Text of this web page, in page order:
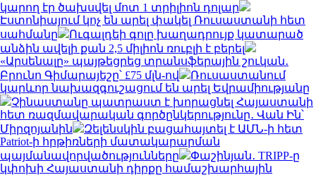
կարող էր ծախսվել մոտ 1 տրիլիոն դոլար
Էստոնիայում կոչ են արել փակել Ռուսաստանի հետ
սահմանը
Ուգալդեի գոլը խաղադրույք կատարած
անձին ավելի քան 2,5 միլիոն ռուբլի է բերել
«Արսենալը» պայթեցրեց տրանսֆերային շուկան․
Բրունո Գիմարայեշը՝ £75 մլն-ով
Ռուսաստանում
կարևոր նախազգուշացում են արել Եվրամիությանը
Չինաստանը պատրաստ է խորացնել Հայաստանի
հետ ռազմավարական գործընկերությունը․ Վան Ին՝
Միրզոյանին
Զելենսկին բացահայտել է ԱՄՆ-ի հետ
Patriot-ի հրթիռների մատակարարման
պայմանավորվածությունները
Փաշինյան․ TRIPP-ը
կփոխի Հայաստանի դիրքը համաշխարհային